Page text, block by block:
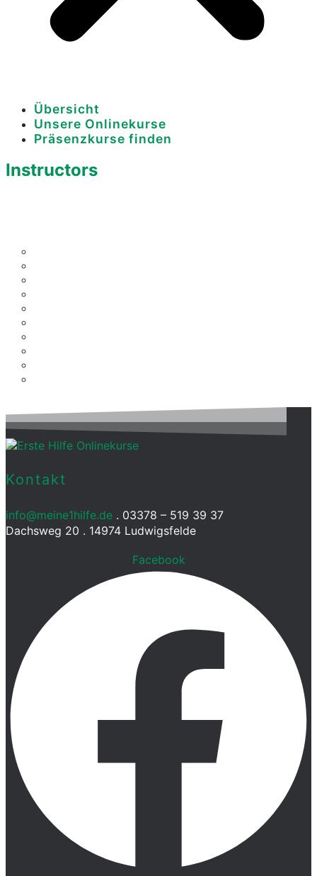
Übersicht
Unsere Onlinekurse
Präsenzkurse finden
Instructors
Kontakt
info@meine1hilfe.de . 03378 – 519 39 37
Dachsweg 20 . 14974 Ludwigsfelde
Facebook